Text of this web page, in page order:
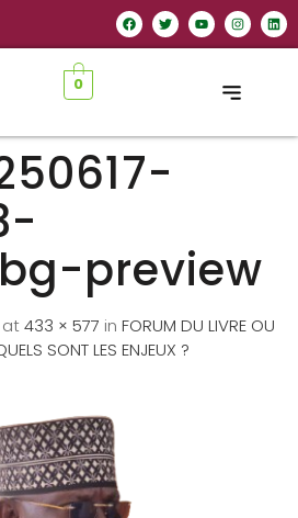
0
preview
at433 × 577 in FORUM DU LIVRE OU
SONT LES ENJEUX ?